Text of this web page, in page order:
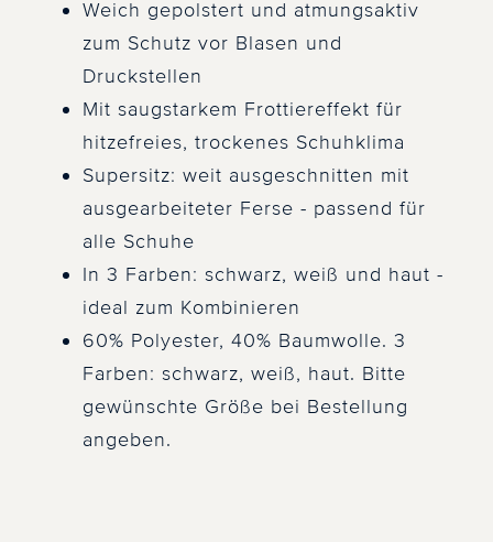
Weich gepolstert und atmungsaktiv
zum Schutz vor Blasen und
Druckstellen
Mit saugstarkem Frottiereffekt für
hitzefreies, trockenes Schuhklima
Supersitz: weit ausgeschnitten mit
ausgearbeiteter Ferse - passend für
alle Schuhe
In 3 Farben: schwarz, weiß und haut -
ideal zum Kombinieren
60% Polyester, 40% Baumwolle. 3
Farben: schwarz, weiß, haut. Bitte
gewünschte Größe bei Bestellung
angeben.